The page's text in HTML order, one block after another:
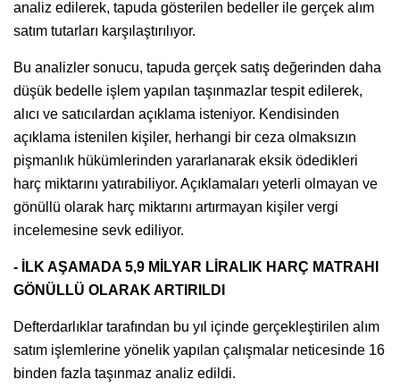
analiz edilerek, tapuda gösterilen bedeller ile gerçek alım
satım tutarları karşılaştırılıyor.
Bu analizler sonucu, tapuda gerçek satış değerinden daha
düşük bedelle işlem yapılan taşınmazlar tespit edilerek,
alıcı ve satıcılardan açıklama isteniyor. Kendisinden
açıklama istenilen kişiler, herhangi bir ceza olmaksızın
pişmanlık hükümlerinden yararlanarak eksik ödedikleri
harç miktarını yatırabiliyor. Açıklamaları yeterli olmayan ve
gönüllü olarak harç miktarını artırmayan kişiler vergi
incelemesine sevk ediliyor.
- İLK AŞAMADA 5,9 MİLYAR LİRALIK HARÇ MATRAHI
GÖNÜLLÜ OLARAK ARTIRILDI
Defterdarlıklar tarafından bu yıl içinde gerçekleştirilen alım
satım işlemlerine yönelik yapılan çalışmalar neticesinde 16
binden fazla taşınmaz analiz edildi.